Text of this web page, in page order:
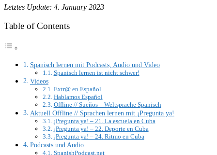
Letztes Update: 4. January 2023
Table of Contents
Spanisch lernen mit Podcasts, Audio und Video
Spanisch lernen ist nicht schwer!
Videos
Extr@ en Español
Hablamos Español
Offline // Sueños – Weltsprache Spanisch
Aktuell Offline // Sprachen lernen mit ¡Pregunta ya!
¡Pregunta ya! – 21. La escuela en Cuba
¡Pregunta ya! – 22. Deporte en Cuba
¡Pregunta ya! – 24. Ritmo en Cuba
Podcasts und Audio
SpanishPodcast.net